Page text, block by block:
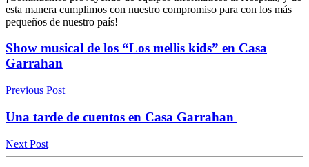
esta manera cumplimos con nuestro compromiso para con los más
pequeños de nuestro país!
Show musical de los “Los mellis kids” en Casa
Garrahan
Previous Post
Una tarde de cuentos en Casa Garrahan
Next Post